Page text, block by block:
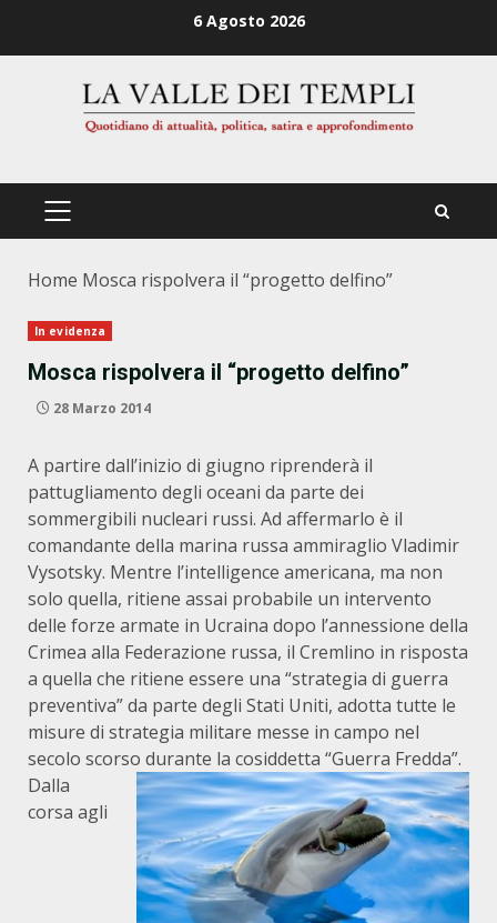
6 Agosto 2026
PRIMÄRES
Home Mosca rispolvera il “progetto delfino”
In evidenza
Mosca rispolvera il “progetto delfino”
28 Marzo 2014
A partire dall’inizio di giugno riprenderà il
pattugliamento degli oceani da parte dei
sommergibili nucleari russi. Ad affermarlo è il
comandante della marina russa ammiraglio Vladimir
Vysotsky. Mentre l’intelligence americana, ma non
solo quella, ritiene assai probabile un intervento
delle forze armate in Ucraina dopo l’annessione della
Crimea alla Federazione russa, il Cremlino in risposta
a quella che ritiene essere una “strategia di guerra
preventiva” da parte degli Stati Uniti, adotta tutte le
misure di strategia militare messe in campo nel
secolo scorso durante la cosiddetta “Guerra Fredda”.
Dalla
corsa agli